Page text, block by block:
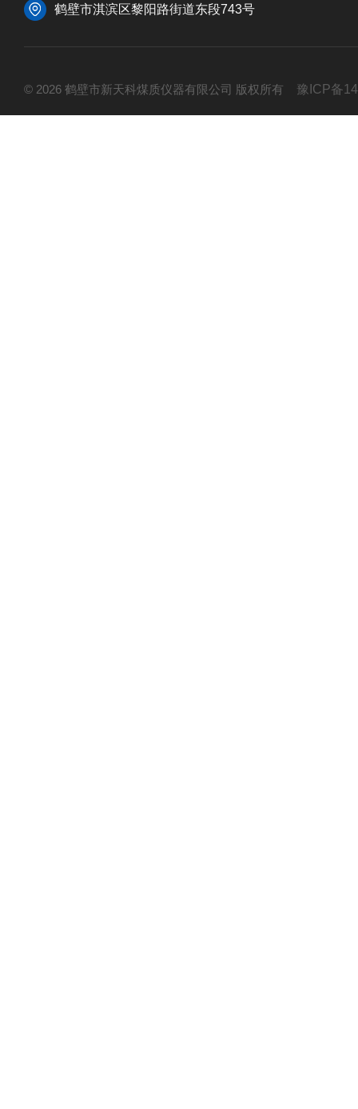
鹤壁市淇滨区黎阳路街道东段743号
© 2026 鹤壁市新天科煤质仪器有限公司 版权所有 豫ICP备